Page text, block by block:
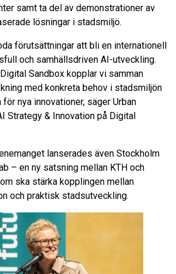
samt ta del av demonstrationer av
lösningar i stadsmiljö.
förutsättningar att bli en internationell
och samhällsdriven AI-utveckling.
Sandbox kopplar vi samman
med konkreta behov i stadsmiljön
nya innovationer, säger Urban
Strategy & Innovation på Digital
lanserades även Stockholm
– en ny satsning mellan KTH och
ska stärka kopplingen mellan
och praktisk stadsutveckling.